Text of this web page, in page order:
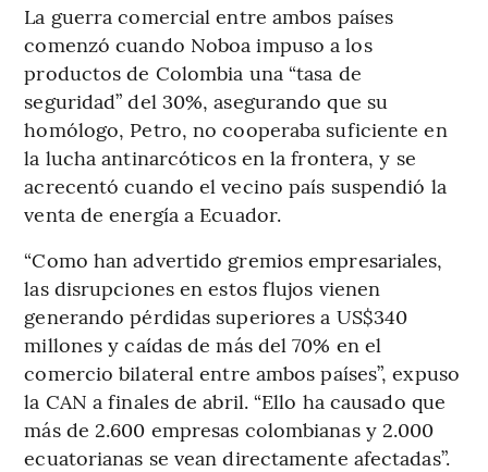
La guerra comercial entre ambos países
comenzó cuando Noboa impuso a los
productos de Colombia una “tasa de
seguridad” del 30%, asegurando que su
homólogo, Petro, no cooperaba suficiente en
la lucha antinarcóticos en la frontera, y se
acrecentó cuando el vecino país suspendió la
venta de energía a Ecuador.
“Como han advertido gremios empresariales,
las disrupciones en estos flujos vienen
generando pérdidas superiores a US$340
millones y caídas de más del 70% en el
comercio bilateral entre ambos países”, expuso
la CAN a finales de abril. “Ello ha causado que
más de 2.600 empresas colombianas y 2.000
ecuatorianas se vean directamente afectadas”.